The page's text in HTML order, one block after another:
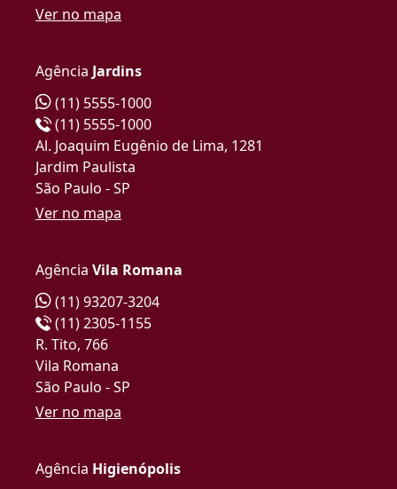
Ver no mapa
Agência Jardins
(11) 5555-1000
(11) 5555-1000
Al. Joaquim Eugênio de Lima, 1281
Jardim Paulista
São Paulo - SP
Ver no mapa
Agência Vila Romana
(11) 93207-3204
(11) 2305-1155
R. Tito, 766
Vila Romana
São Paulo - SP
Ver no mapa
Agência Higienópolis